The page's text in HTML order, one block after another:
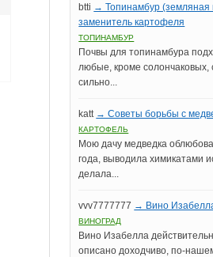
btti → Топинамбур
заменитель картофеля
ТОПИНАМБУР
Почвы для топинамбура
любые, кроме солончаковых,
сильно...
katt → Советы борьбы с
КАРТОФЕЛЬ
Мою дачу медведка
года, выводила химикатами
делала...
vvv7777777 → Вино
ВИНОГРАД
Вино Изабелла
описано доходчиво, по-